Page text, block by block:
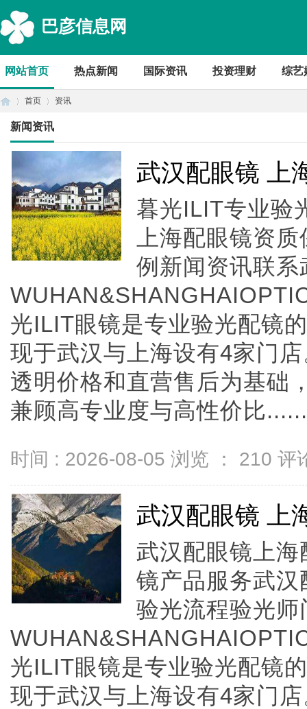
巴彦信息网
网站首页 热点新闻 国际资讯 投资理财 综艺
首页 资讯
新闻资讯
武汉配眼镜 上
暮光ILIT专业验
上海配眼镜资
例新闻资讯联
光ILIT眼镜是专业验光配镜
现于武汉与上海设有4家门
透明价格和直营售后为基础
兼顾高专业度与高性价比......
时间 : 2026-08-05 浏览 ： 210 评
武汉配眼镜 上
武汉配眼镜上
镜产品服务武
验光流程验光
光ILIT眼镜是专业验光配镜
现于武汉与上海设有4家门